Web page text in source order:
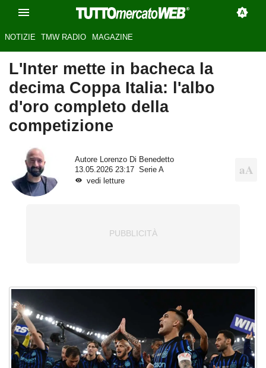
NOTIZIE TMW RADIO MAGAZINE
L'Inter mette in bacheca la
decima Coppa Italia: l'albo
d'oro completo della
competizione
Autore Lorenzo Di Benedetto
13.05.2026 23:17
Serie A
vedi letture